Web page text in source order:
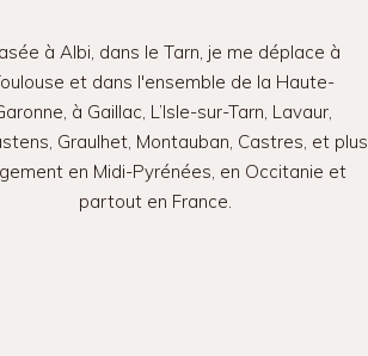
à Albi, dans le Tarn, je me déplace à
et dans l'ensemble de la Haute-
à Gaillac, L’Isle-sur-Tarn, Lavaur,
Graulhet, Montauban, Castres, et plus
en Midi-Pyrénées, en Occitanie et
partout en France.